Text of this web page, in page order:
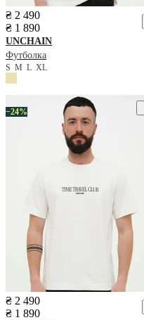
₴ 2 490
₴ 1 890
UNCHAIN
Футболка
S M L XL
−24%
₴ 2 490
₴ 1 890